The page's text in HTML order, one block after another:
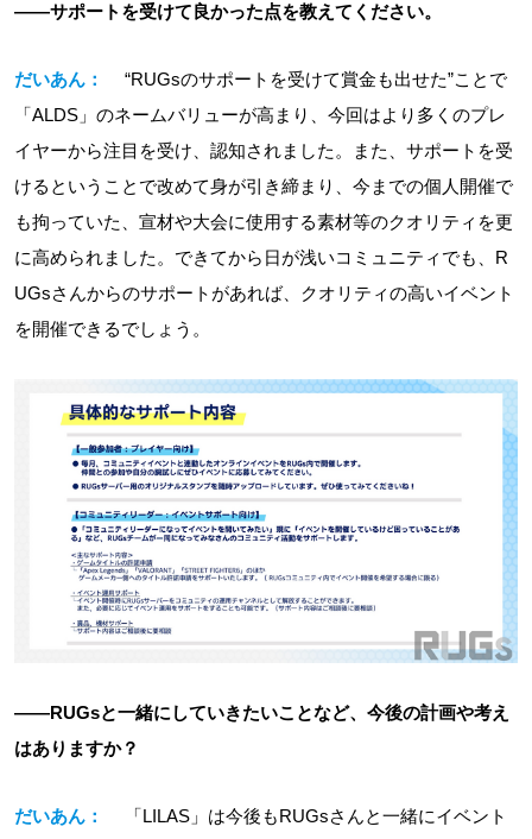
――サポートを受けて良かった点を教えてください。
だいあん：
“RUGsのサポートを受けて賞金も出せた”ことで
「ALDS」のネームバリューが高まり、今回はより多くのプレ
イヤーから注目を受け、認知されました。また、サポートを受
けるということで改めて身が引き締まり、今までの個人開催で
も拘っていた、宣材や大会に使用する素材等のクオリティを更
に高められました。できてから日が浅いコミュニティでも、R
UGsさんからのサポートがあれば、クオリティの高いイベント
を開催できるでしょう。
――RUGsと一緒にしていきたいことなど、今後の計画や考え
はありますか？
だいあん：
「LILAS」は今後もRUGsさんと一緒にイベント